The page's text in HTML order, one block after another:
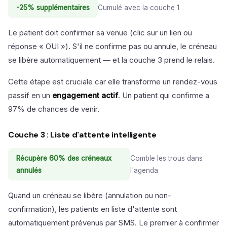
-25% supplémentaires Cumulé avec la couche 1
Le patient doit confirmer sa venue (clic sur un lien ou
réponse « OUI »). S'il ne confirme pas ou annule, le créneau
se libère automatiquement — et la couche 3 prend le relais.
Cette étape est cruciale car elle transforme un rendez-vous
passif en un engagement actif. Un patient qui confirme a
97% de chances de venir.
Couche 3 : Liste d'attente intelligente
Récupère 60% des créneaux
annulés
Comble les trous dans
l'agenda
Quand un créneau se libère (annulation ou non-
confirmation), les patients en liste d'attente sont
automatiquement prévenus par SMS. Le premier à confirmer